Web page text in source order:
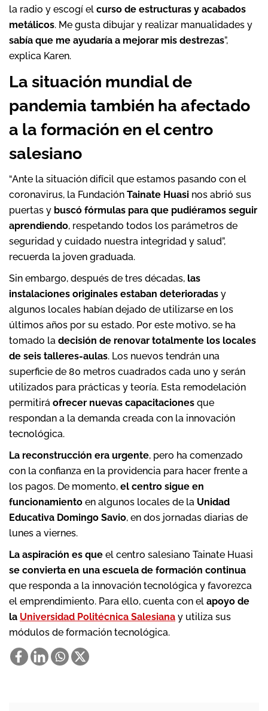
la radio y escogí el curso de estructuras y acabados
metálicos. Me gusta dibujar y realizar manualidades y
sabía que me ayudaría a mejorar mis destrezas”,
explica Karen.
La situación mundial de
pandemia también ha afectado
a la formación en el centro
salesiano
“Ante la situación difícil que estamos pasando con el
coronavirus, la Fundación Tainate Huasi nos abrió sus
puertas y buscó fórmulas para que pudiéramos seguir
aprendiendo, respetando todos los parámetros de
seguridad y cuidado nuestra integridad y salud”,
recuerda la joven graduada.
Sin embargo, después de tres décadas, las
instalaciones originales estaban deterioradas y
algunos locales habían dejado de utilizarse en los
últimos años por su estado. Por este motivo, se ha
tomado la decisión de renovar totalmente los locales
de seis talleres-aulas. Los nuevos tendrán una
superficie de 80 metros cuadrados cada uno y serán
utilizados para prácticas y teoría. Esta remodelación
permitirá ofrecer nuevas capacitaciones que
respondan a la demanda creada con la innovación
tecnológica.
La reconstrucción era urgente, pero ha comenzado
con la confianza en la providencia para hacer frente a
los pagos. De momento, el centro sigue en
funcionamiento en algunos locales de la Unidad
Educativa Domingo Savio, en dos jornadas diarias de
lunes a viernes.
La aspiración es que el centro salesiano Tainate Huasi
se convierta en una escuela de formación continua
que responda a la innovación tecnológica y favorezca
el emprendimiento. Para ello, cuenta con el apoyo de
la Universidad Politécnica Salesiana y utiliza sus
módulos de formación tecnológica.